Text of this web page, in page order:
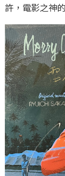
許，電影之神